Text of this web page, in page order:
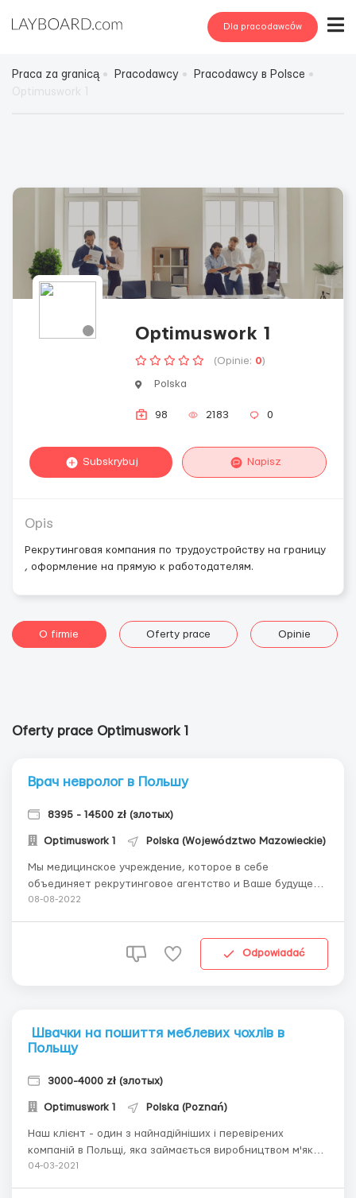
Dla pracodawców
Praca za granicą Pracodawcy
Pracodawcy в Polsce
Optimuswork 1
(Opinie: 0)
Polska
98 2183 0
Subskrybuj Napisz
Opis
Рекрутинговая компания по трудоустройству на границу
, оформление на прямую к работодателям.
O firmie Oferty prace Opinie
Oferty prace Optimuswork 1
Врач невролог в Польшу
8395 - 14500 zł (злотых)
Optimuswork 1 Polska (Województwo Mazowieckie)
Мы медицинское учреждение, которое в себе
объединяет рекрутинговое агентство и Ваше будущее
место работы. Уже успешно трудоустроили более 160
опыту, мы создали уникальную услугу, которая дает
08-08-2022
Odpowiadać
Швачки на пошиття меблевих чохлів в
Польщу
3000-4000 zł (злотых)
Optimuswork 1 Polska (Poznań)
Наш клієнт - один з найнадійніших і перевірених
компаній в Польщі, яка займається виробництвом м'яких
меблів. Фірма є частиною німецького холдингу 3С.
04-03-2021